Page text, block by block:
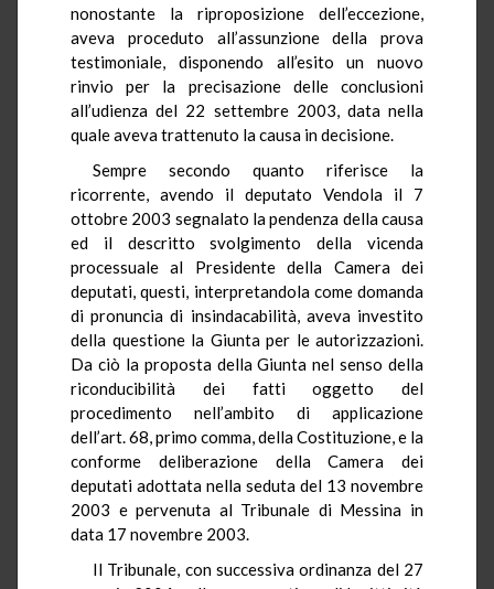
nonostante la riproposizione dell’eccezione,
aveva proceduto all’assunzione della prova
testimoniale, disponendo all’esito un nuovo
rinvio per la precisazione delle conclusioni
all’udienza del 22 settembre 2003, data nella
quale aveva trattenuto la causa in decisione.
Sempre secondo quanto riferisce la
ricorrente, avendo il deputato Vendola il 7
ottobre 2003 segnalato la pendenza della causa
ed il descritto svolgimento della vicenda
processuale al Presidente della Camera dei
deputati, questi, interpretandola come domanda
di pronuncia di insindacabilità, aveva investito
della questione la Giunta per le autorizzazioni.
Da ciò la proposta della Giunta nel senso della
riconducibilità dei fatti oggetto del
procedimento nell’ambito di applicazione
dell’art. 68, primo comma, della Costituzione, e la
conforme deliberazione della Camera dei
deputati adottata nella seduta del 13 novembre
2003 e pervenuta al Tribunale di Messina in
data 17 novembre 2003.
Il Tribunale, con successiva ordinanza del 27